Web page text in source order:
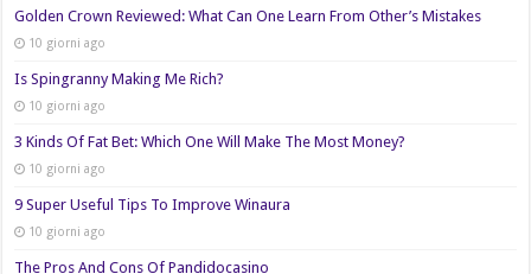
Golden Crown Reviewed: What Can One Learn From Other’s Mistakes
10 giorni ago
Is Spingranny Making Me Rich?
10 giorni ago
3 Kinds Of Fat Bet: Which One Will Make The Most Money?
10 giorni ago
9 Super Useful Tips To Improve Winaura
10 giorni ago
The Pros And Cons Of Pandidocasino